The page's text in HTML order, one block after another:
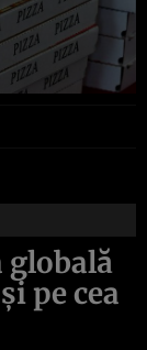
globală
pe cea